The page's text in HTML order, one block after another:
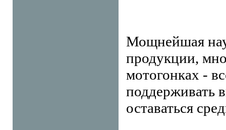
Мощнейшая
продукции,
мотогонках -
поддерживать
оставаться